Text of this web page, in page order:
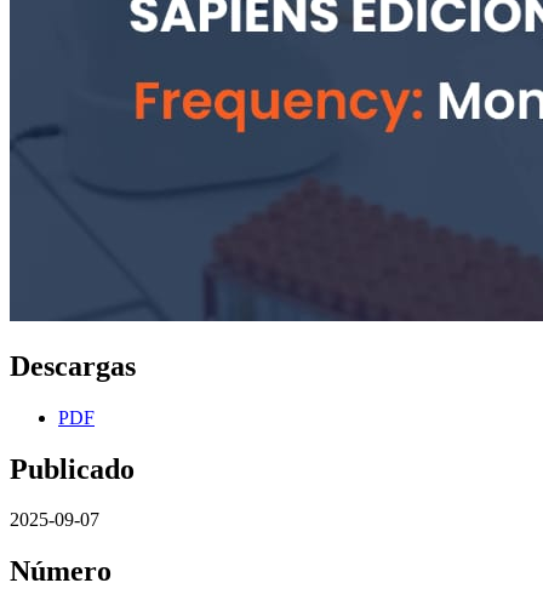
Descargas
PDF
Publicado
2025-09-07
Número